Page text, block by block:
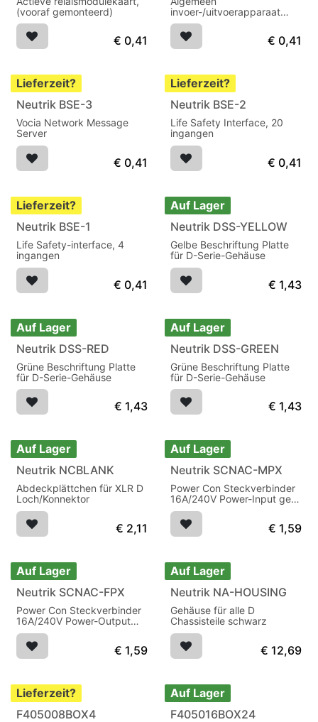
(vooraf gemonteerd)
€ 0,41
invoer-/uitvoerapparaat
voor LSI-16e
€ 0,41
Lieferzeit?
Neutrik BSE-3
Vocia Network Message
Server
€ 0,41
Lieferzeit?
Neutrik BSE-2
Life Safety Interface, 20
ingangen
€ 0,41
Lieferzeit?
Neutrik BSE-1
Life Safety-interface, 4
ingangen
€ 0,41
Auf Lager
Neutrik DSS-YELLOW
Gelbe Beschriftung Platte
für D-Serie-Gehäuse
€ 1,43
Auf Lager
Neutrik DSS-RED
Grüne Beschriftung Platte
für D-Serie-Gehäuse
€ 1,43
Auf Lager
Neutrik DSS-GREEN
Grüne Beschriftung Platte
für D-Serie-Gehäuse
€ 1,43
Auf Lager
Neutrik NCBLANK
Abdeckplättchen für XLR D
Loch/Konnektor
€ 2,11
Auf Lager
Neutrik SCNAC-MPX
Power Con Steckverbinder
16A/240V Power-Input gelb
IP65
€ 1,59
Auf Lager
Neutrik SCNAC-FPX
Power Con Steckverbinder
16A/240V Power-Output
gelb IP65
€ 1,59
Auf Lager
Neutrik NA-HOUSING
Gehäuse für alle D
Chassisteile schwarz
€ 12,69
Lieferzeit?
F405008BOX4
Auf Lager
F405016BOX24